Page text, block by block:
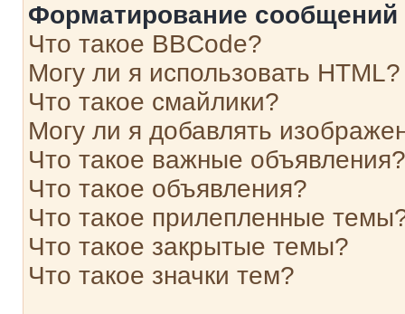
Форматирование
Что такое BBCode?
Могу ли я использовать HTML?
Что такое смайлики?
Могу ли я добавлять
Что такое важные объявления?
Что такое объявления?
Что такое прилепленные
Что такое закрытые темы?
Что такое значки тем?